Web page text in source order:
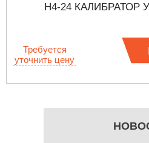
Н4-24 КАЛИБРАТОР
Требуется
уточнить цену